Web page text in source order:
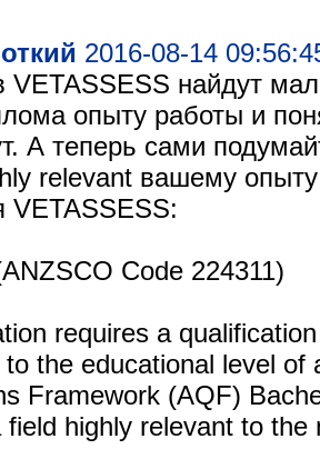
2016-08-14
VETASSESS найдут
опыту работы и
А теперь сами
relevant вашему
VETASSESS:
Code 224311)
requires a
the educational level of
Framework (AQF)
field highly relevant to the